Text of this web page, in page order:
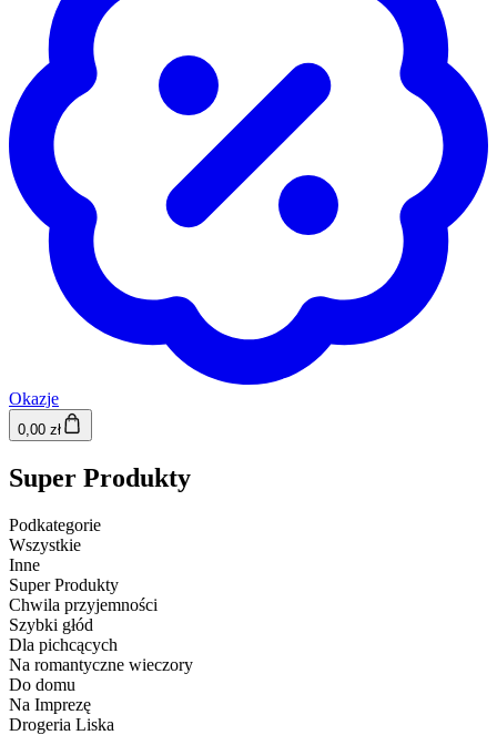
Okazje
0,00 zł
Super Produkty
Podkategorie
Wszystkie
Inne
Super Produkty
Chwila przyjemności
Szybki głód
Dla pichcących
Na romantyczne wieczory
Do domu
Na Imprezę
Drogeria Liska